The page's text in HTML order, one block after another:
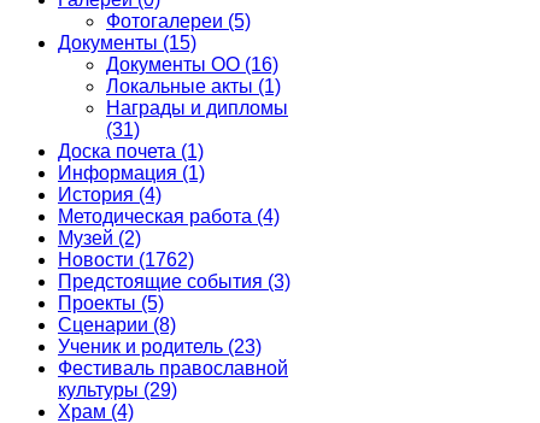
Фотогалереи (5)
Документы (15)
Документы ОО (16)
Локальные акты (1)
Награды и дипломы
(31)
Доска почета (1)
Информация (1)
История (4)
Методическая работа (4)
Музей (2)
Новости (1762)
Предстоящие события (3)
Проекты (5)
Сценарии (8)
Ученик и родитель (23)
Фестиваль православной
культуры (29)
Храм (4)